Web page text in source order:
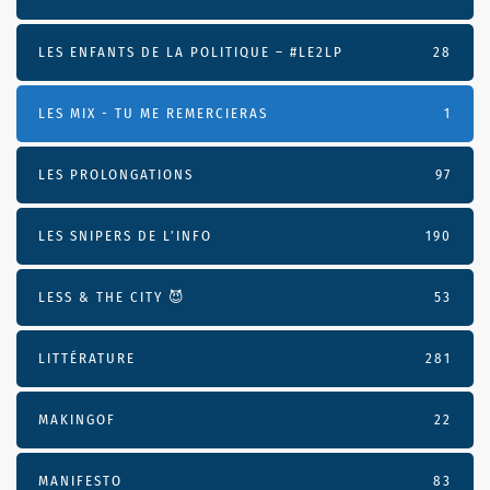
LES ENFANTS DE LA POLITIQUE – #LE2LP 28
LES MIX - TU ME REMERCIERAS 1
LES PROLONGATIONS 97
LES SNIPERS DE L’INFO 190
LESS & THE CITY 😈 53
LITTÉRATURE 281
MAKINGOF 22
MANIFESTO 83